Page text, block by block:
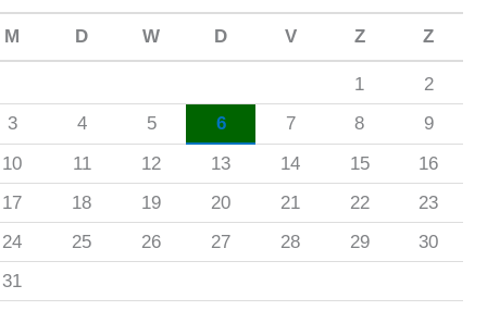
M D W D V Z Z
1
2
3
4 5 6 7 8
9
10
11 12 13 14 15
16
17
18 19 20 21 22
23
24
25 26 27 28 29
30
31